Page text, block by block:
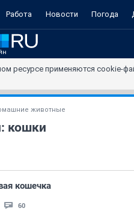
Работа Новости Погода
ресурсе применяются cookie-
животные
кошки
кошечка
60